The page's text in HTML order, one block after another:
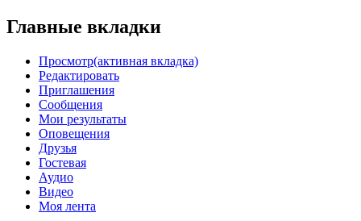
Главные вкладки
Просмотр(активная вкладка)
Редактировать
Приглашения
Сообщения
Мои результаты
Оповещения
Друзья
Гостевая
Аудио
Видео
Моя лента